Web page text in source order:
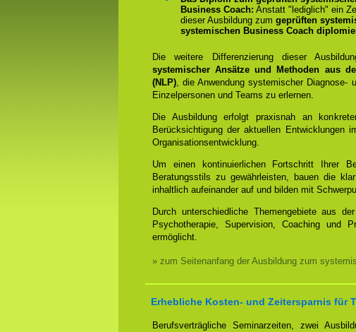
Business Coach: Anstatt "lediglich" ein
dieser Ausbildung zum geprüften
systemischen Business Coach
Die weitere Differenzierung dieser
systemischer Ansätze und Methoden aus
(NLP), die Anwendung systemischer Diagnose-
Einzelpersonen und Teams zu erlernen.
Die Ausbildung erfolgt praxisnah an
Berücksichtigung der aktuellen Entwicklungen
Organisationsentwicklung.
Um einen kontinuierlichen Fortschritt Ihrer
Beratungsstils zu gewährleisten, bauen die
inhaltlich aufeinander auf und bilden mit
Durch unterschiedliche Themengebiete aus
Psychotherapie, Supervision, Coaching und
ermöglicht.
» zum Seitenanfang der Ausbildung zum
Erhebliche Kosten- und Zeitersparnis für
Berufsverträgliche Seminarzeiten, zwei